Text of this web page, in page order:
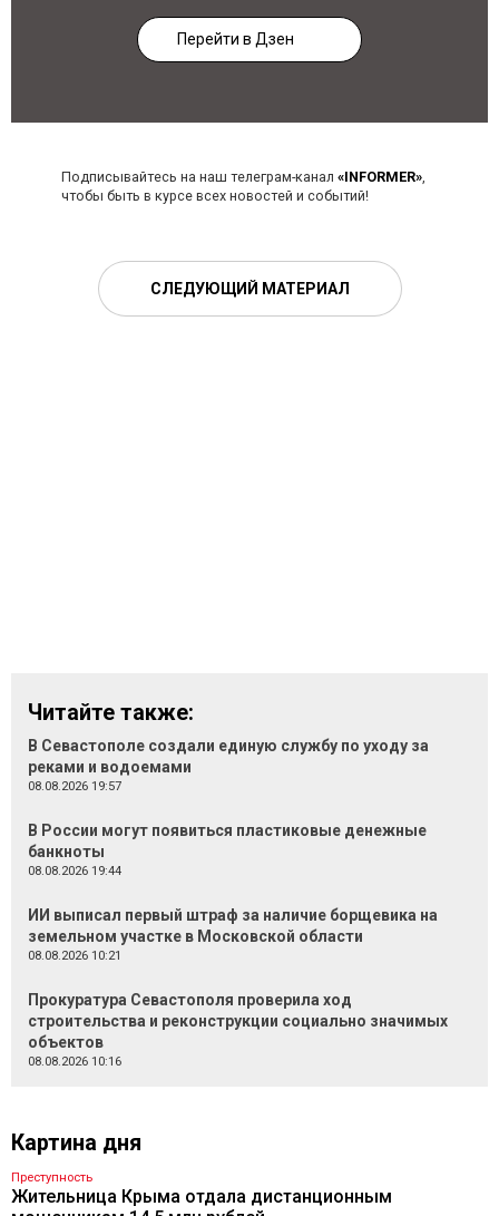
Перейти в Дзен
Подписывайтесь на наш телеграм-канал «INFORMER»,
чтобы быть в курсе всех новостей и событий!
СЛЕДУЮЩИЙ МАТЕРИАЛ
Читайте также:
В Севастополе создали единую службу по уходу за
реками и водоемами
08.08.2026 19:57
В России могут появиться пластиковые денежные
банкноты
08.08.2026 19:44
ИИ выписал первый штраф за наличие борщевика на
земельном участке в Московской области
08.08.2026 10:21
Прокуратура Севастополя проверила ход
строительства и реконструкции социально значимых
объектов
08.08.2026 10:16
Картина дня
Преступность
Жительница Крыма отдала дистанционным